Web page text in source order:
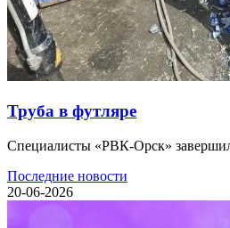
Труба в футляре
Специалисты «РВК-Орск»
Последние новости
20-06-2026